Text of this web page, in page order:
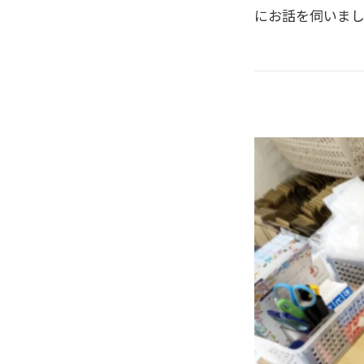
にお話を伺いま